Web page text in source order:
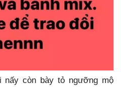
nấy còn bày tỏ ngưỡng mộ